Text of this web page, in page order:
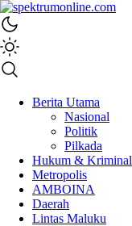
spektrumonline.com
Berita Utama
Nasional
Politik
Pilkada
Hukum & Kriminal
Metropolis
AMBOINA
Daerah
Lintas Maluku